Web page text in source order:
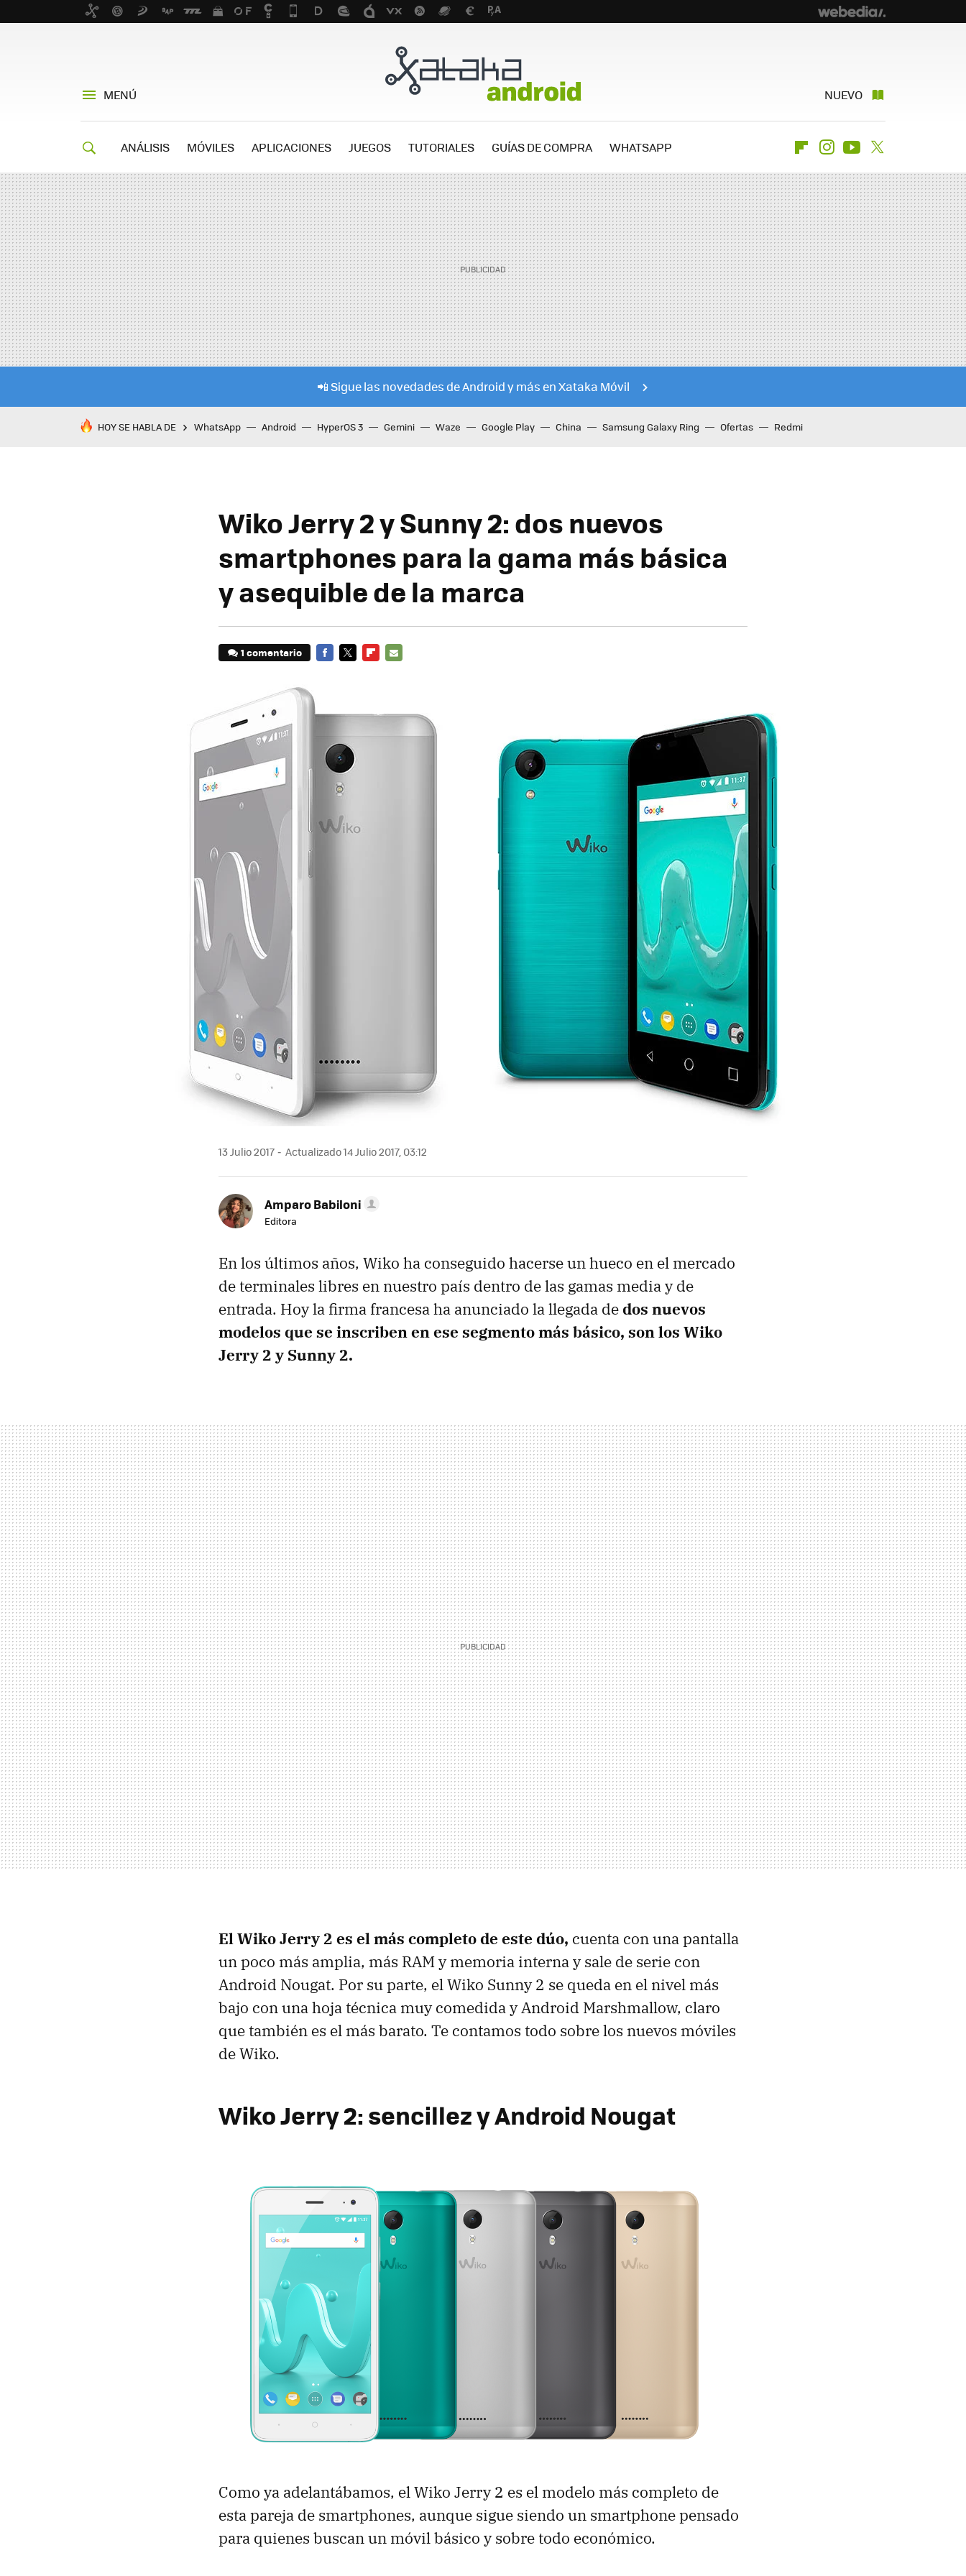
MENÚ NUEVO
ANÁLISIS MÓVILES APLICACIONES JUEGOS TUTORIALES GUÍAS DE COMPRA WHATSAPP FlipboardInstagramYoutube
📲 Sigue las novedades de Android y más en Xataka Móvil
HOY SE HABLA DE WhatsApp Android HyperOS 3 Gemini Waze Google Play China Samsung Galaxy Ring Ofertas Redmi
Wiko Jerry 2 y Sunny 2: dos nuevos
smartphones para la gama más básica
y asequible de la marca
1 comentario
13 Julio 2017 Actualizado 14 Julio 2017, 03:12
Amparo Babiloni
Editora
En los últimos años, Wiko ha conseguido hacerse un hueco en el mercado
de terminales libres en nuestro país dentro de las gamas media y de
entrada. Hoy la firma francesa ha anunciado la llegada dedos nuevos
modelos que se inscriben en ese segmento más básico, son los Wiko
Jerry 2 y Sunny 2.
El Wiko Jerry 2 es el más completo de este dúo, cuenta con una pantalla
un poco más amplia, más RAM y memoria interna y sale de serie con
Android Nougat. Por su parte, el Wiko Sunny 2 se queda en el nivel más
bajo con una hoja técnica muy comedida y Android Marshmallow, claro
que también es el más barato. Te contamos todo sobre los nuevos móviles
de Wiko.
Wiko Jerry 2: sencillez y Android Nougat
Como ya adelantábamos, el Wiko Jerry 2 es el modelo más completo de
esta pareja de smartphones, aunque sigue siendo un smartphone pensado
para quienes buscan un móvil básico y sobre todo económico.